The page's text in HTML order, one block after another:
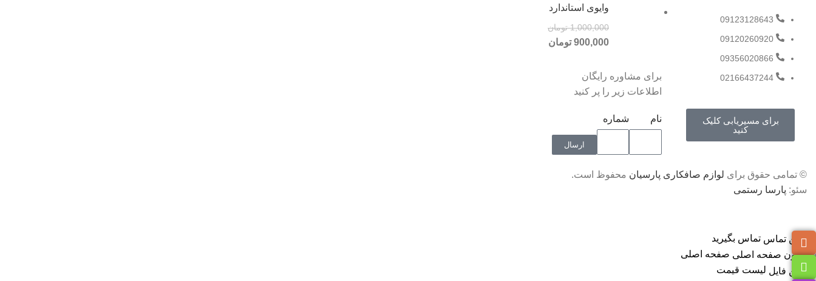
09123128643
09120260920
09356020866
02166437244
برای مسیریابی کلیک
کنید
وایوی استاندارد
1,000,000 تومان
900,000 تومان
برای مشاوره رایگان
اطلاعات زیر را پر کنید
نام شماره
ارسال
© تمامی حقوق برای لوازم صافکاری پارسیان محفوظ است.
سئو: پارسا رستمی
تماس بگیرید
صفحه اصلی
لیست قیمت